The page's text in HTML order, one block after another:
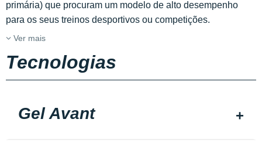
primária) que procuram um modelo de alto desempenho
para os seus treinos desportivos ou competições.
Ver mais
Tecnologias
Gel Avant